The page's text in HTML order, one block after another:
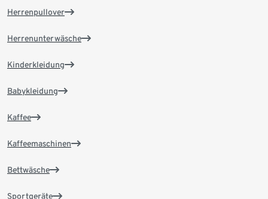
Herrenpullover
Herrenunterwäsche
Kinderkleidung
Babykleidung
Kaffee
Kaffeemaschinen
Bettwäsche
Sportgeräte